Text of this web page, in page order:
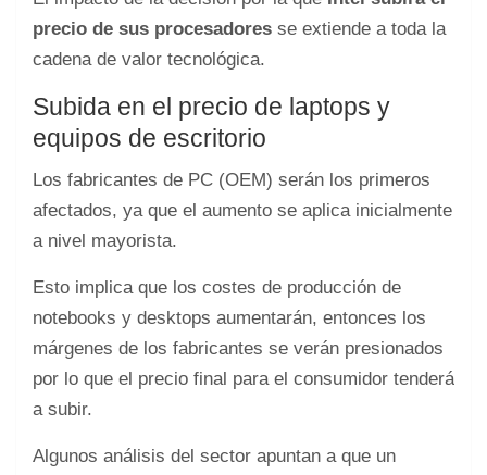
precio de sus procesadores se extiende a toda la
cadena de valor tecnológica.
Subida en el precio de laptops y
equipos de escritorio
Los fabricantes de PC (OEM) serán los primeros
afectados, ya que el aumento se aplica inicialmente
a nivel mayorista.
Esto implica que los costes de producción de
notebooks y desktops aumentarán, entonces los
márgenes de los fabricantes se verán presionados
por lo que el precio final para el consumidor tenderá
a subir.
Algunos análisis del sector apuntan a que un